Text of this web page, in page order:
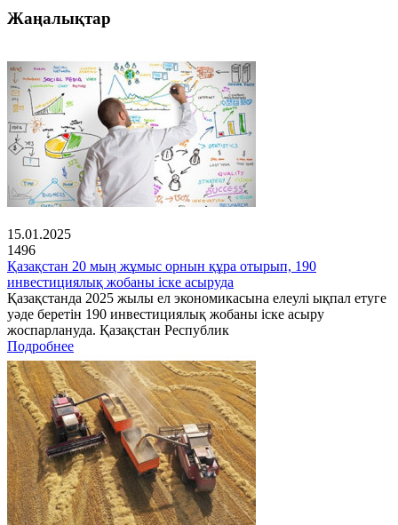
Жаңалықтар
15.01.2025
1496
Қазақстан 20 мың жұмыс орнын құра отырып, 190
инвестициялық жобаны іске асыруда
Қазақстанда 2025 жылы ел экономикасына елеулі ықпал етуге
уәде беретін 190 инвестициялық жобаны іске асыру
жоспарлануда. Қазақстан Республик
Подробнее